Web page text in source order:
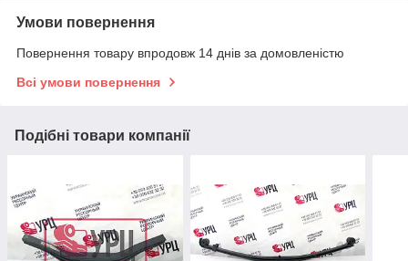
Умови повернення
Повернення товару впродовж 14 днів за домовленістю
Всі умови повернення
Подібні товари компанії